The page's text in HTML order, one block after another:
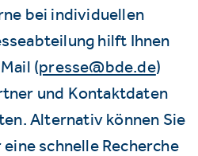
bei individuellen
hilft Ihnen
(presse@bde.de)
und Kontaktdaten
Alternativ können Sie
schnelle Recherche